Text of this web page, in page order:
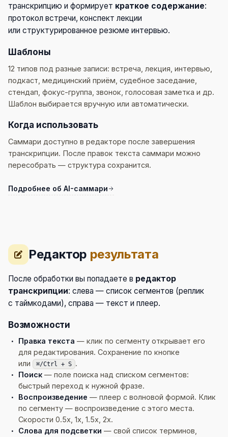
транскрипцию и формирует краткое содержание:
протокол встречи, конспект лекции
или структурированное резюме интервью.
Шаблоны
12 типов под разные записи: встреча, лекция, интервью,
подкаст, медицинский приём, судебное заседание,
стендап, фокус-группа, звонок, голосовая заметка и др.
Шаблон выбирается вручную или автоматически.
Когда использовать
Саммари доступно в редакторе после завершения
транскрипции. После правок текста саммари можно
пересобрать — структура сохранится.
Подробнее об AI-саммари
Редактор результата
После обработки вы попадаете в редактор
транскрипции: слева — список сегментов (реплик
с таймкодами), справа — текст и плеер.
Возможности
Правка текста — клик по сегменту открывает его
для редактирования. Сохранение по кнопке
или
⌘/Ctrl + S .
Поиск — поле поиска над списком сегментов:
быстрый переход к нужной фразе.
Воспроизведение — плеер с волновой формой. Клик
по сегменту — воспроизведение с этого места.
Скорости 0.5x, 1x, 1.5x, 2x.
Слова для подсветки — свой список терминов,